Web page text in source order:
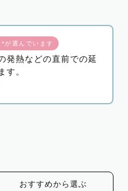
が選んでいます
発熱などの直前での延
す。
おすすめから選ぶ